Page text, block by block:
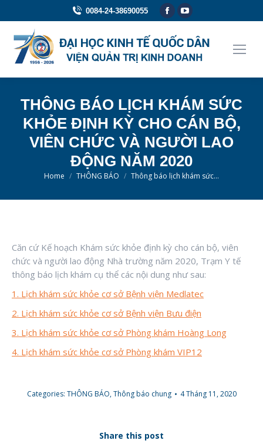
0084-24-38690055
Facebook
opens
in
YouTube
opens
in
THÔNG BÁO LỊCH KHÁM SỨC
KHỎE ĐỊNH KỲ CHO CÁN BỘ,
VIÊN CHỨC VÀ NGƯỜI LAO
ĐỘNG NĂM 2020
You are here:
Home THÔNG BÁO Thông báo lịch khám sức…
Căn cứ Kế hoạch Khám sức khỏe định kỳ cho cán bộ, viên
chức và người lao động Nhà trường năm 2020, Trạm Y tế
thông báo lịch khám cụ thể các nội dung như sau:
1. Lịch khám sức khỏe cơ sở Bệnh viện Medlatec
2. Lịch khám sức khỏe cơ sở Bệnh viện Bưu điện
3. Lịch khám sức khỏe cơ sở Phòng khám Hoàng Long
4. Lịch khám sức khỏe cơ sở Phòng khám VIP12
Categories: THÔNG BÁO,Thông báo chung 4 Tháng 11, 2020
Share this post